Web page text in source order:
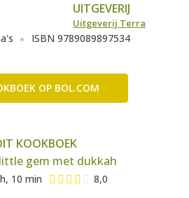
UITGEVERIJ
Uitgeverij Terra
ISBN 9789089897534
OP BOL.COM
KOOKBOEK
gem met dukkah
10 min 8,0